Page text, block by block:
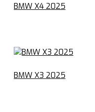
BMW X4 2025
BMW X3 2025